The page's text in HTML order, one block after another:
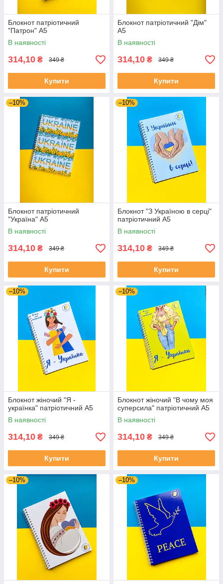
Блокнот патріотичний
"Патрон" А5
В наявності
314,10 ₴ 349 ₴
Купити
Блокнот патріотичний "Дім"
А5
В наявності
314,10 ₴ 349 ₴
Купити
–10%
Блокнот патріотичний
"Україна" А5
В наявності
314,10 ₴ 349 ₴
Купити
–10%
Блокнот "З Україною в серці"
патріотичний А5
В наявності
314,10 ₴ 349 ₴
Купити
–10%
Блокнот жіночий "Я -
українка" патріотичний А5
В наявності
314,10 ₴ 349 ₴
Купити
–10%
Блокнот жіночий "В чому моя
суперсила" патріотичний А5
В наявності
314,10 ₴ 349 ₴
Купити
–10% –10%